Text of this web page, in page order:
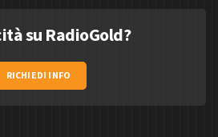
su RadioGold?
RICHIEDI INFO